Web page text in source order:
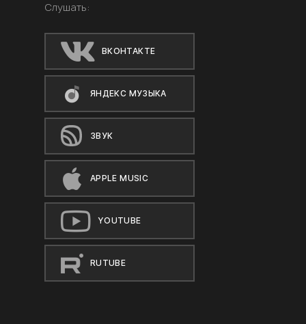
Слушать:
ВКОНТАКТЕ
ЯНДЕКС МУЗЫКА
ЗВУК
APPLE MUSIC
YOUTUBE
RUTUBE